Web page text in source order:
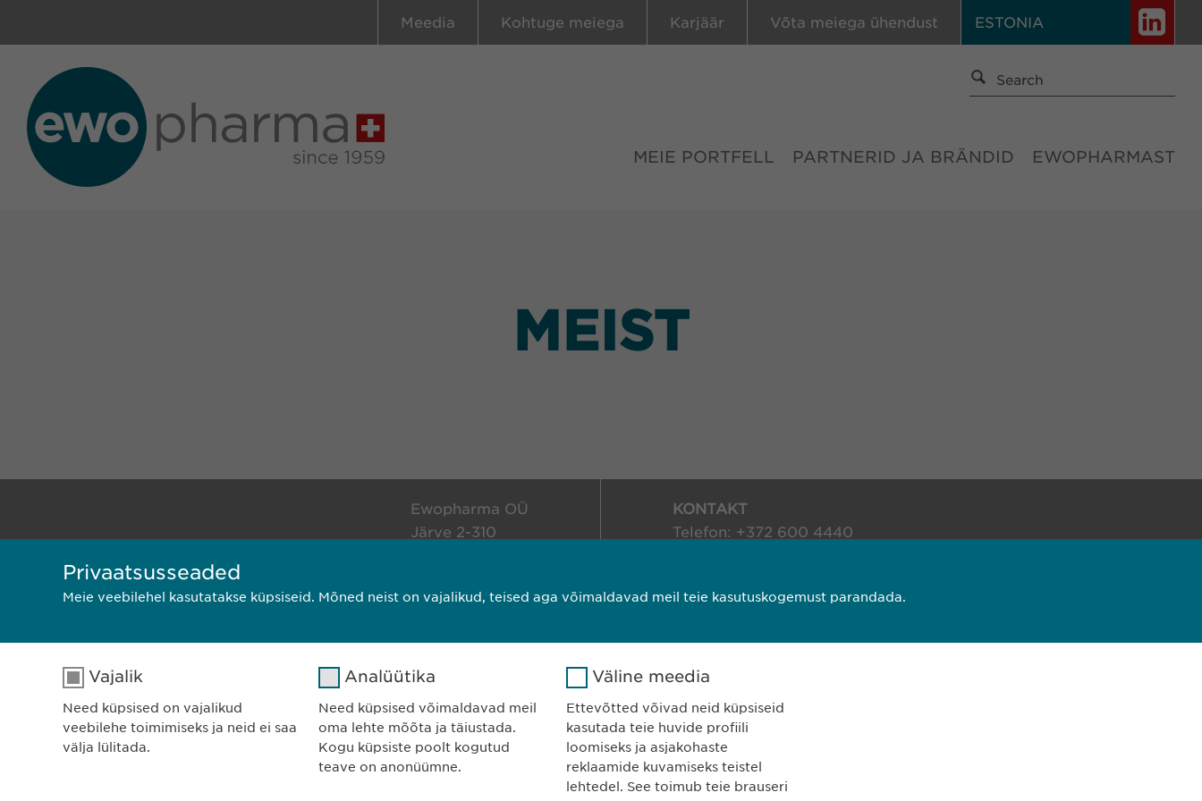
ESTONIA
Meedia Kohtuge meiega Karjäär Võta meiega ühendust
MEIE PORTFELL PARTNERID JA BRÄNDID EWOPHARMAST
MEIST
Ewopharma OÜ
Järve 2-310
KONTAKT
Telefon: +372 600 4440
Privaatsusseaded
Meie veebilehel kasutatakse küpsiseid. Mõned neist on vajalikud, teised aga võimaldavad meil teie kasutuskogemust parandada.
Vajalik
Need küpsised on vajalikud
veebilehe toimimiseks ja neid ei saa
välja lülitada.
Analüütika
Need küpsised võimaldavad meil
oma lehte mõõta ja täiustada.
Kogu küpsiste poolt kogutud
teave on anonüümne.
Väline meedia
Ettevõtted võivad neid küpsiseid
kasutada teie huvide profiili
loomiseks ja asjakohaste
reklaamide kuvamiseks teistel
lehtedel. See toimub teie brauseri